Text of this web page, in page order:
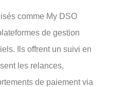
comme My DSO
de gestion
Ils offrent un suivi en
les relances,
de paiement via